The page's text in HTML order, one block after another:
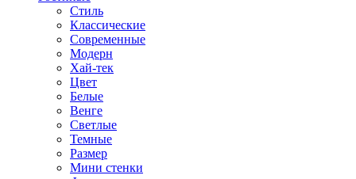
Стиль
Классические
Современные
Модерн
Хай-тек
Цвет
Белые
Венге
Светлые
Темные
Размер
Мини стенки